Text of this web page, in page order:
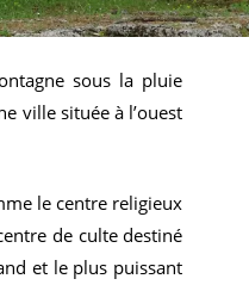
sous la pluie
ville située à l’ouest
le centre religieux
de culte destiné
et le plus puissant